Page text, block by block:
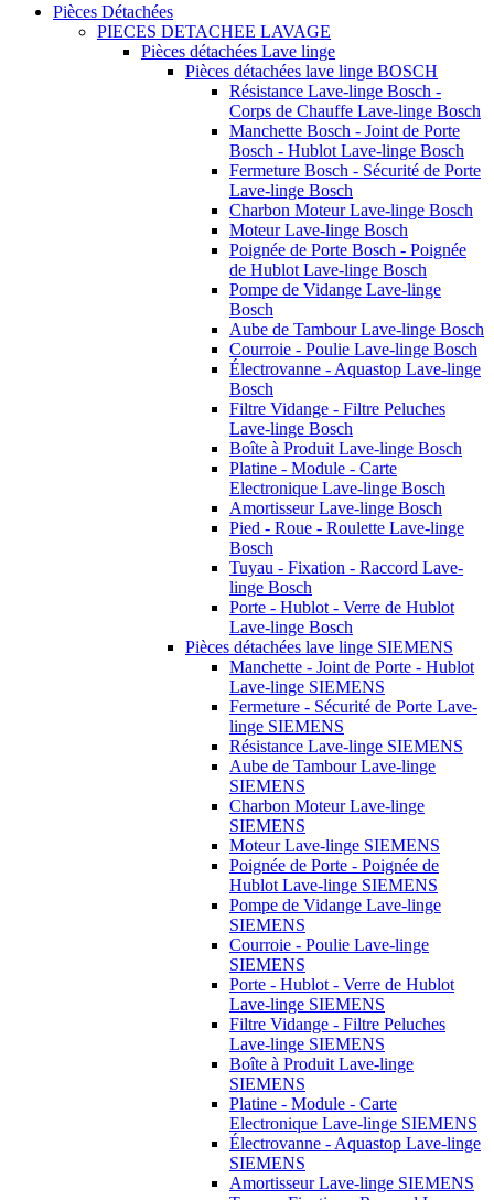
Pièces Détachées
PIECES DETACHEE LAVAGE
Pièces détachées Lave linge
Pièces détachées lave linge BOSCH
Résistance Lave-linge Bosch -
Corps de Chauffe Lave-linge Bosch
Manchette Bosch - Joint de Porte
Bosch - Hublot Lave-linge Bosch
Fermeture Bosch - Sécurité de Porte
Lave-linge Bosch
Charbon Moteur Lave-linge Bosch
Moteur Lave-linge Bosch
Poignée de Porte Bosch - Poignée
de Hublot Lave-linge Bosch
Pompe de Vidange Lave-linge
Bosch
Aube de Tambour Lave-linge Bosch
Courroie - Poulie Lave-linge Bosch
Électrovanne - Aquastop Lave-linge
Bosch
Filtre Vidange - Filtre Peluches
Lave-linge Bosch
Boîte à Produit Lave-linge Bosch
Platine - Module - Carte
Electronique Lave-linge Bosch
Amortisseur Lave-linge Bosch
Pied - Roue - Roulette Lave-linge
Bosch
Tuyau - Fixation - Raccord Lave-
linge Bosch
Porte - Hublot - Verre de Hublot
Lave-linge Bosch
Pièces détachées lave linge SIEMENS
Manchette - Joint de Porte - Hublot
Lave-linge SIEMENS
Fermeture - Sécurité de Porte Lave-
linge SIEMENS
Résistance Lave-linge SIEMENS
Aube de Tambour Lave-linge
SIEMENS
Charbon Moteur Lave-linge
SIEMENS
Moteur Lave-linge SIEMENS
Poignée de Porte - Poignée de
Hublot Lave-linge SIEMENS
Pompe de Vidange Lave-linge
SIEMENS
Courroie - Poulie Lave-linge
SIEMENS
Porte - Hublot - Verre de Hublot
Lave-linge SIEMENS
Filtre Vidange - Filtre Peluches
Lave-linge SIEMENS
Boîte à Produit Lave-linge
SIEMENS
Platine - Module - Carte
Electronique Lave-linge SIEMENS
Électrovanne - Aquastop Lave-linge
SIEMENS
Amortisseur Lave-linge SIEMENS